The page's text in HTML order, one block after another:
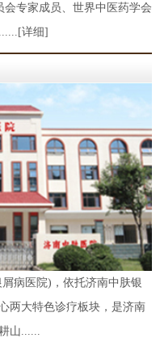
专家成员、世界中医药学会
[详细]
医院)，依托济南中肤银
两大特色诊疗板块，是济南
山......